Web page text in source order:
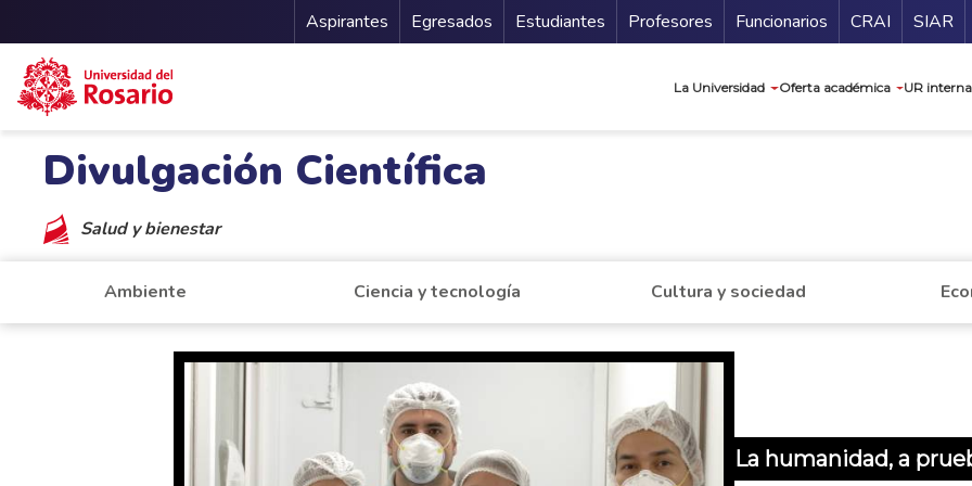
Menu Secundario
Aspirantes Egresados Estudiantes Profesores Funcionarios Guía
CRAI SIAR
La Universidad Oferta académica UR
Divulgación Científica
Salud y bienestar
Ambiente Ciencia y tecnología Cultura y sociedad
La humanidad, a